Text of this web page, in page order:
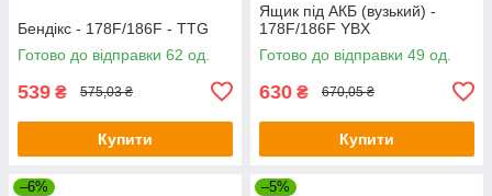
Бендікс - 178F/186F - TTG
Готово до відправки 62 од.
539 ₴ 575,03 ₴
Купити
Ящик під АКБ (вузький) -
178F/186F YBX
Готово до відправки 49 од.
630 ₴ 670,05 ₴
Купити
–6% –5%